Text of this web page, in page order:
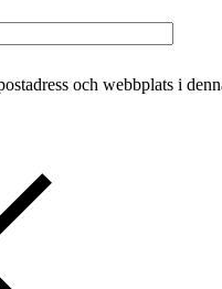
och webbplats i